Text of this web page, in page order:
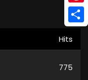
Hits
775